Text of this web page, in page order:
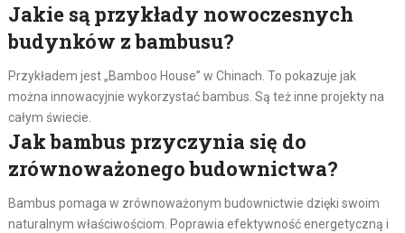
Jakie są przykłady nowoczesnych
budynków z bambusu?
Przykładem jest „Bamboo House” w Chinach. To pokazuje jak
można innowacyjnie wykorzystać bambus. Są też inne projekty na
całym świecie.
Jak bambus przyczynia się do
zrównoważonego budownictwa?
Bambus pomaga w zrównoważonym budownictwie dzięki swoim
naturalnym właściwościom. Poprawia efektywność energetyczną i